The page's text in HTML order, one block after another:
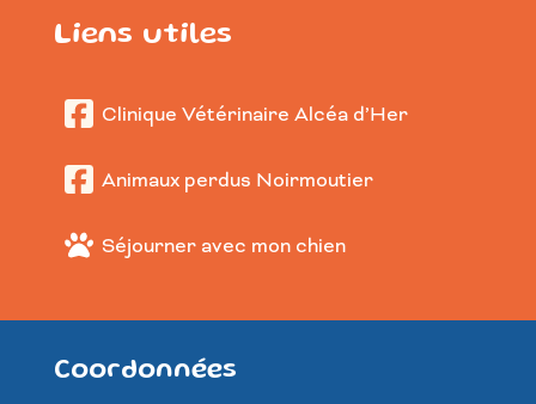
Liens utiles
Clinique Vétérinaire Alcéa d’Her
Animaux perdus Noirmoutier
Séjourner avec mon chien
Coordonnées